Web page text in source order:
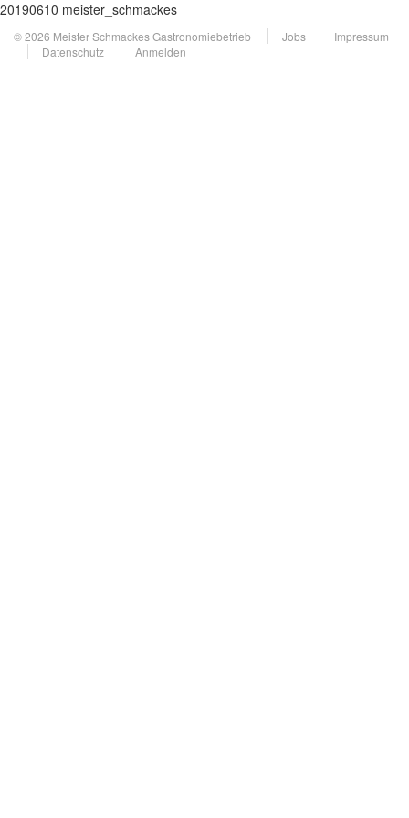
20190610 meister_schmackes
© 2026 Meister Schmackes Gastronomiebetrieb Jobs
Impressum
Datenschutz
Anmelden